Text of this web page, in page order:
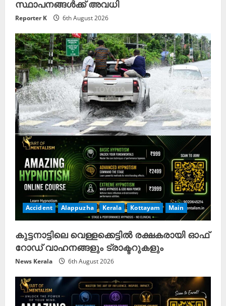
സ്ഥാപനങ്ങൾക്ക് അവധി
Reporter K 6th August 2026
Accident Alappuzha Kerala Kottayam Main
കുട്ടനാട്ടിലെ വെള്ളക്കെട്ടിൽ രക്ഷകരായി ഓഫ്
റോഡ് വാഹനങ്ങളും ട്രാക്ടറുകളും
News Kerala 6th August 2026